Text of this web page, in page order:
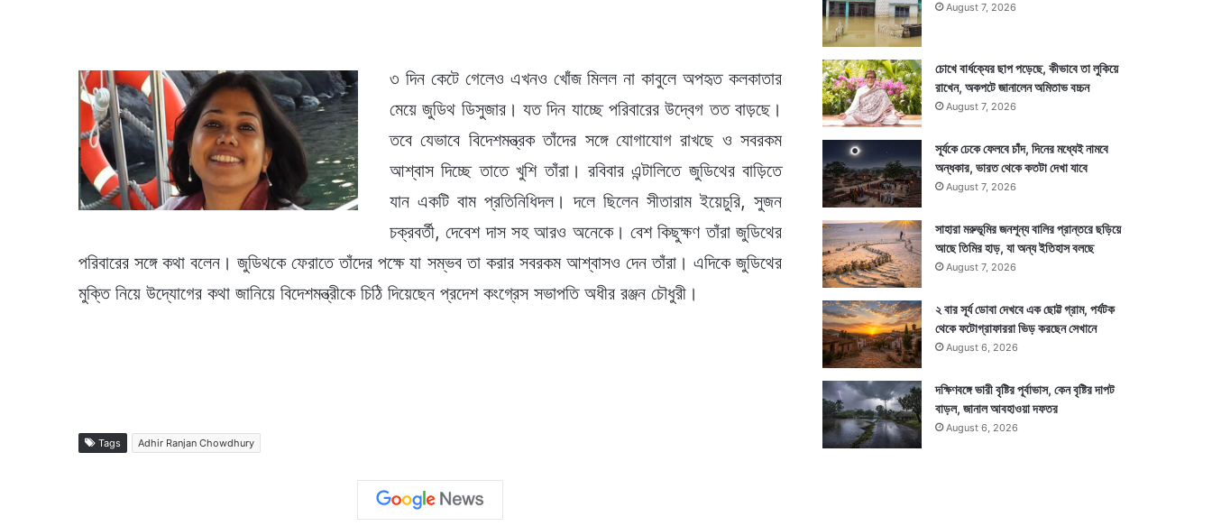
৩ দিন কেটে গেলেও এখনও খোঁজ মিলল না কাবুলে অপহৃত কলকাতার
মেয়ে জুডিথ ডিসুজার। যত দিন যাচ্ছে পরিবারের উদ্বেগ তত বাড়ছে।
তবে যেভাবে বিদেশমন্ত্রক তাঁদের সঙ্গে যোগাযোগ রাখছে ও সবরকম
আশ্বাস দিচ্ছে তাতে খুশি তাঁরা। রবিবার এন্টালিতে জুডিথের বাড়িতে
যান একটি বাম প্রতিনিধিদল। দলে ছিলেন সীতারাম ইয়েচুরি, সুজন
চক্রবর্তী, দেবেশ দাস সহ আরও অনেকে। বেশ কিছুক্ষণ তাঁরা জুডিথের
পরিবারের সঙ্গে কথা বলেন। জুডিথকে ফেরাতে তাঁদের পক্ষে যা সম্ভব তা করার সবরকম আশ্বাসও দেন তাঁরা। এদিকে জুডিথের
মুক্তি নিয়ে উদ্যোগের কথা জানিয়ে বিদেশমন্ত্রীকে চিঠি দিয়েছেন প্রদেশ কংগ্রেস সভাপতি অধীর রঞ্জন চৌধুরী।
Tags Adhir Ranjan Chowdhury
August 7, 2026
চোখে বার্ধক্যের ছাপ পড়েছে, কীভাবে তা লুকিয়ে
রাখেন, অকপটে জানালেন অমিতাভ বচ্চন
August 7, 2026
সূর্যকে ঢেকে ফেলবে চাঁদ, দিনের মধ্যেই নামবে
অন্ধকার, ভারত থেকে কতটা দেখা যাবে
August 7, 2026
সাহারা মরুভূমির জনশূন্য বালির প্রান্তরে ছড়িয়ে
আছে তিমির হাড়, যা অন্য ইতিহাস বলছে
August 7, 2026
২ বার সূর্য ডোবা দেখবে এক ছোট্ট গ্রাম, পর্যটক
থেকে ফটোগ্রাফাররা ভিড় করছেন সেখানে
August 6, 2026
দক্ষিণবঙ্গে ভারী বৃষ্টির পূর্বাভাস, কেন বৃষ্টির দাপট
বাড়ল, জানাল আবহাওয়া দফতর
August 6, 2026